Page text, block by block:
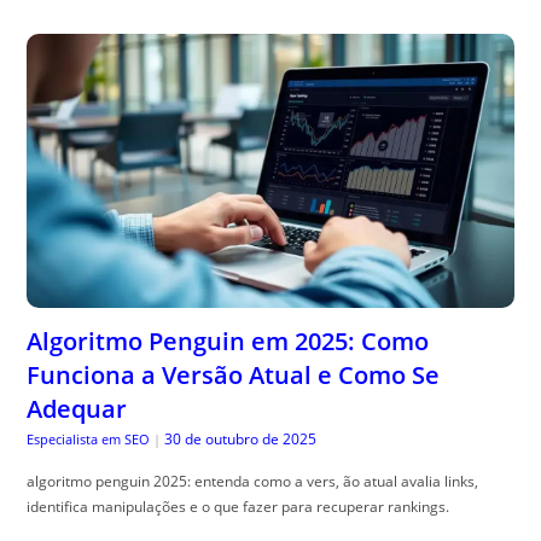
Algoritmo Penguin em 2025: Como
Funciona a Versão Atual e Como Se
Adequar
Especialista em SEO | 30 de outubro de 2025
algoritmo penguin 2025: entenda como a vers, ão atual avalia links,
identifica manipulações e o que fazer para recuperar rankings.